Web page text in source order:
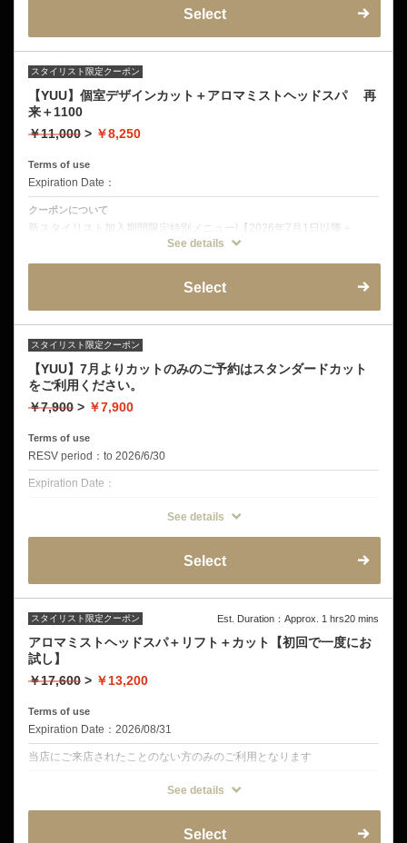
Select
スタイリスト限定クーポン
【YUU】個室デザインカット＋アロマミストヘッドスパ 再
来＋1100
￥11,000 > ￥8,250
Terms of use
Expiration Date：
クーポンについて
新スタイリスト加入期間限定特別メニュー!【2026年7月1日以降＋
550】に値段改定させていただきました。 再来店の方は＋1100円とな
ミストクレンジング
音波振動マッサージ
皮脂揉みだしシャンプー
ヘッド&ショルダーマッサージ
See details
Select
スタイリスト限定クーポン
【YUU】7月よりカットのみのご予約はスタンダードカット
をご利用ください。
￥7,900 > ￥7,900
Terms of use
RESV period：to 2026/6/30
Expiration Date：
今後もサービス向上に努めてまいります。再来店の方は＋1100となり
See details
Select
スタイリスト限定クーポン Est. Duration：Approx. 1 hrs20 mins
アロマミストヘッドスパ＋リフト＋カット【初回で一度にお
試し】
￥17,600 > ￥13,200
Terms of use
Expiration Date：2026/08/31
当店にご来店されたことのない方のみのご利用となります
ス！
もちろん一人一人に合わせたカットつきです。
See details
Select